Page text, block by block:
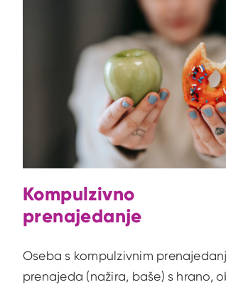
Kompulzivno
prenajedanje
Oseba s kompulzivnim
prenajeda (nažira, baše) s hrano,